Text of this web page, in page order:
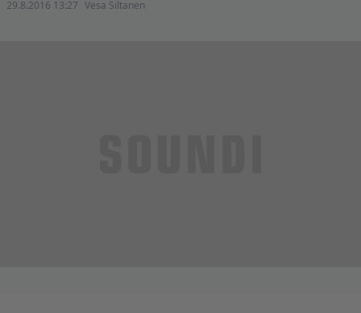
29.8.2016 13:27 Vesa Siltanen